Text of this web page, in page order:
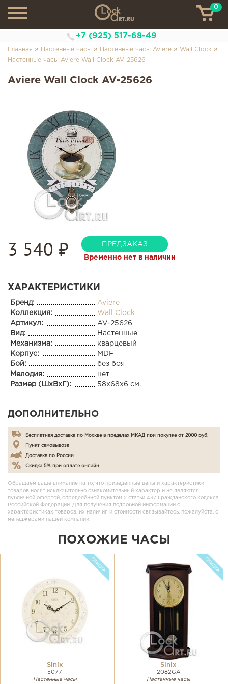
+7 (925) 517-68-49
ТН
0
Главная » Настенные часы » Настенные часы Aviere » Wall Clock »
Настенные часы Aviere Wall Clock AV-25626
Aviere Wall Clock AV-25626
3 540 ₽ ПРЕДЗАКАЗ
Временно нет в наличии
ХАРАКТЕРИСТИКИ
Бренд:
Aviere
Коллекция:
Wall Clock
Артикул:
AV-25626
Вид:
Настенные
Механизма:
кварцевый
Корпус:
MDF
Бой:
без боя
Мелодия:
нет
Размер (ШхВхГ):
58x68x6 см.
ДОПОЛНИТЕЛЬНО
Бесплатная доставка по Москве в пределах МКАД при покупке от 2000 руб.
Пункт самовывоза
Доставка по России
Скидка 5% при оплате онлайн
Обращаем ваше внимание на то, что приведённые цены и характеристики
товаров носят исключительно ознакомительный характер и не являются
публичной офертой, определённой пунктом 2 статьи 437 Гражданского кодекса
Российской Федерации. Для получения подробной информации о
характеристиках товаров, их наличия и стоимости связывайтесь, пожалуйста, с
менеджерами нашей компании.
ПОХОЖИЕ ЧАСЫ
Sinix
5077
Настенные часы
Sinix
2082GA
Настенные часы